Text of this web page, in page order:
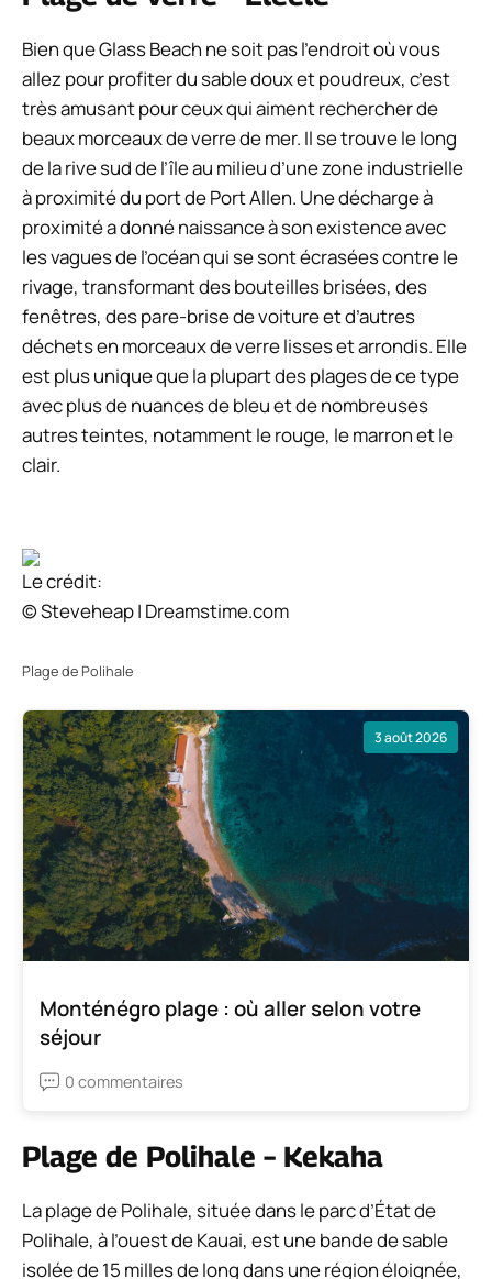
Bien que Glass Beach ne soit pas l’endroit où vous
allez pour profiter du sable doux et poudreux, c’est
très amusant pour ceux qui aiment rechercher de
beaux morceaux de verre de mer. Il se trouve le long
de la rive sud de l’île au milieu d’une zone industrielle
à proximité du port de Port Allen. Une décharge à
proximité a donné naissance à son existence avec
les vagues de l’océan qui se sont écrasées contre le
rivage, transformant des bouteilles brisées, des
fenêtres, des pare-brise de voiture et d’autres
déchets en morceaux de verre lisses et arrondis. Elle
est plus unique que la plupart des plages de ce type
avec plus de nuances de bleu et de nombreuses
autres teintes, notamment le rouge, le marron et le
clair.
Le crédit:
© Steveheap | Dreamstime.com
Plage de Polihale
3 août 2026
Monténégro plage : où aller selon votre
séjour
0 commentaires
Plage de Polihale – Kekaha
La plage de Polihale, située dans le parc d’État de
Polihale, à l’ouest de Kauai, est une bande de sable
isolée de 15 milles de long dans une région éloignée,